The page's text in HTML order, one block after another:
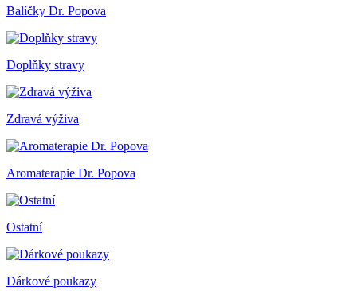
Balíčky Dr. Popova
Doplňky stravy
Zdravá výživa
Aromaterapie Dr. Popova
Ostatní
Dárkové poukazy